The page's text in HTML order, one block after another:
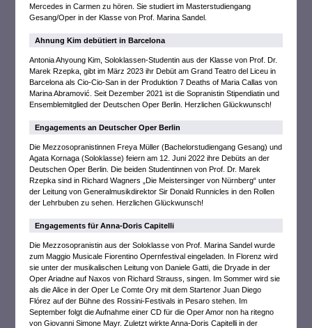
Mercedes in Carmen zu hören. Sie studiert im Masterstudiengang
Gesang/Oper in der Klasse von Prof. Marina Sandel.
Ahnung Kim debütiert in Barcelona
Antonia Ahyoung Kim, Soloklassen-Studentin aus der Klasse von Prof. Dr.
Marek Rzepka, gibt im März 2023 ihr Debüt am Grand Teatro del Liceu in
Barcelona als Cio-Cio-San in der Produktion 7 Deaths of Maria Callas von
Marina Abramović. Seit Dezember 2021 ist die Sopranistin Stipendiatin und
Ensemblemitglied der Deutschen Oper Berlin. Herzlichen Glückwunsch!
Engagements an Deutscher Oper Berlin
Die Mezzosopranistinnen Freya Müller (Bachelorstudiengang Gesang) und
Agata Kornaga (Soloklasse) feiern am 12. Juni 2022 ihre Debüts an der
Deutschen Oper Berlin. Die beiden Studentinnen von Prof. Dr. Marek
Rzepka sind in Richard Wagners „Die Meistersinger von Nürnberg“ unter
der Leitung von Generalmusikdirektor Sir Donald Runnicles in den Rollen
der Lehrbuben zu sehen. Herzlichen Glückwunsch!
Engagements für Anna-Doris Capitelli
Die Mezzosopranistin aus der Soloklasse von Prof. Marina Sandel wurde
zum Maggio Musicale Fiorentino Opernfestival eingeladen. In Florenz wird
sie unter der musikalischen Leitung von Daniele Gatti, die Dryade in der
Oper Ariadne auf Naxos von Richard Strauss, singen. Im Sommer wird sie
als die Alice in der Oper Le Comte Ory mit dem Startenor Juan Diego
Flórez auf der Bühne des Rossini-Festivals in Pesaro stehen. Im
September folgt die Aufnahme einer CD für die Oper Amor non ha ritegno
von Giovanni Simone Mayr. Zuletzt wirkte Anna-Doris Capitelli in der